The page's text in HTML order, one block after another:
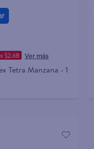
$2.68
Tetra Manzana - 1